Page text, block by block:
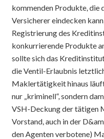
kommenden Produkte, die
Versicherer eindecken
Registrierung des
konkurrierende Produkte
sollte sich das
die Ventil-Erlaubnis
Maklertätigkeit hinaus
nur „kriminell“, sondern
VSH-Deckung der tätigen
Vorstand, auch in der
den Agenten verbotene)